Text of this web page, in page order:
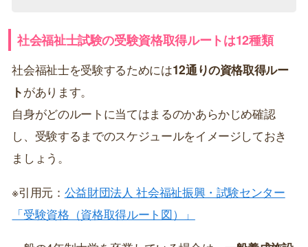
社会福祉士試験の受験資格取得ルートは12種類
社会福祉士を受験するためには12通りの資格取得ルー
トがあります。
自身がどのルートに当てはまるのかあらかじめ確認
し、受験するまでのスケジュールをイメージしておき
ましょう。